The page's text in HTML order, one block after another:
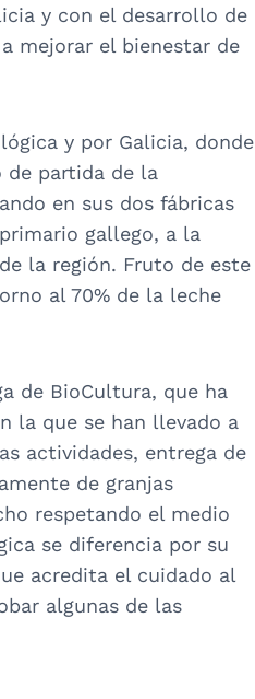
y con el desarrollo de
mejorar el bienestar de
y por Galicia, donde
de partida de la
en sus dos fábricas
gallego, a la
la región. Fruto de este
al 70% de la leche
de BioCultura, que ha
la que se han llevado a
actividades, entrega de
de granjas
respetando el medio
se diferencia por su
acredita el cuidado al
algunas de las